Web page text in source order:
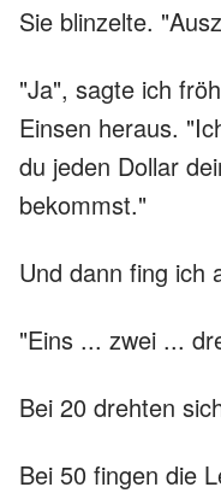
Sie blinzelte.
"Ja", sagte ich
Einsen heraus.
du jeden Dollar
bekommst."
Und dann fing ich
"Eins ... zwei ...
Bei 20 drehten
Bei 50 fingen die